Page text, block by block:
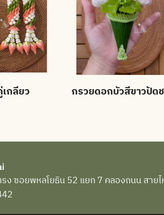
กลียว กรวยดอกบัวสีขาวปัด
ง ซอยพหลโยธิน 52 แยก 7 คลองถนน สาย